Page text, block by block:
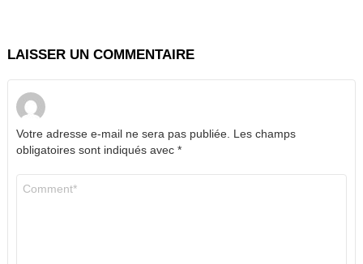
LAISSER UN COMMENTAIRE
Votre adresse e-mail ne sera pas publiée. Les champs
obligatoires sont indiqués avec *